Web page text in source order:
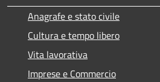
Anagrafe e stato civile
Cultura e tempo libero
Vita lavorativa
Imprese e Commercio